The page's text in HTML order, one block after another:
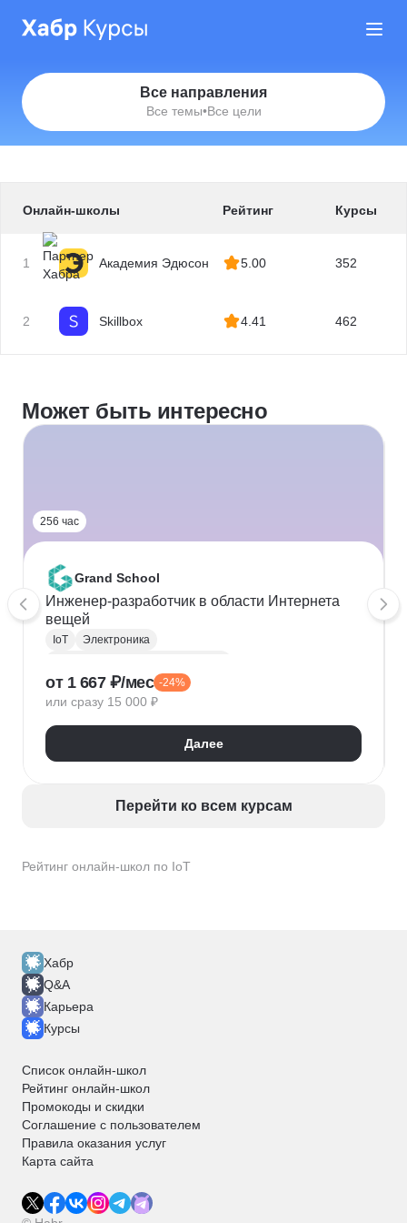
Все направления
Все темы•Все цели
Рейтинг онлайн-школ по IoT
Онлайн-школы Рейтинг Курсы
1 Академия Эдюсон 5.00 352
2 Skillbox 4.41 462
Может быть интересно
256 час
Grand School
Инженер-разработчик в области Интернета
вещей
IoT
Электроника
Сетевые технологии
Разработка
от 1 667 ₽/мес -24%
или сразу 15 000 ₽
Далее
Перейти ко всем курсам
Хабр
Q&A
Карьера
Курсы
Список онлайн-школ
Рейтинг онлайн-школ
Промокоды и скидки
Соглашение с пользователем
Правила оказания услуг
Карта сайта